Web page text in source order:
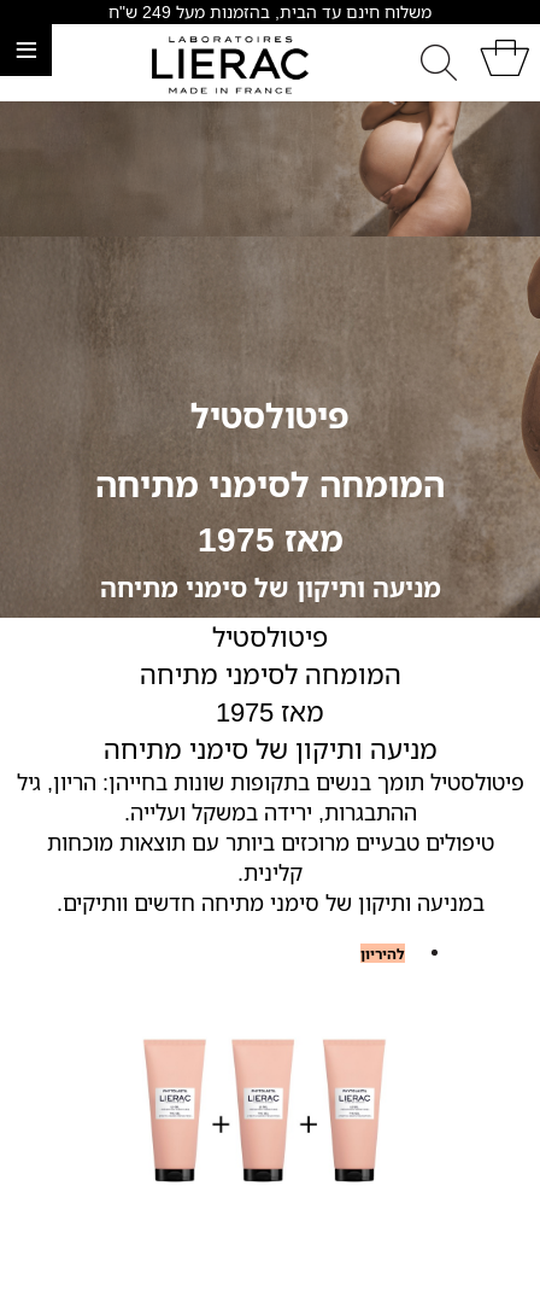
משלוח חינם עד הבית, בהזמנות מעל 249 ש"ח
≡
פיטולסטיל
המומחה לסימני מתיחה
מאז 1975
מניעה ותיקון של סימני מתיחה
פיטולסטיל
המומחה לסימני מתיחה
מאז 1975
מניעה ותיקון של סימני מתיחה
פיטולסטיל תומך בנשים בתקופות שונות בחייהן: הריון, גיל
ההתבגרות, ירידה במשקל ועלייה.
טיפולים טבעיים מרוכזים ביותר עם תוצאות מוכחות
קלינית.
במניעה ותיקון של סימני מתיחה חדשים וותיקים.
להיריון